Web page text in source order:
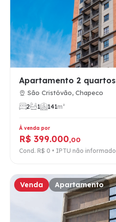
São Cristóvão, Chapeco
2
1 141m²
À venda por
R$ 399.000,00
Cond. R$ 0 • IPTU não informado
Venda Apartamento